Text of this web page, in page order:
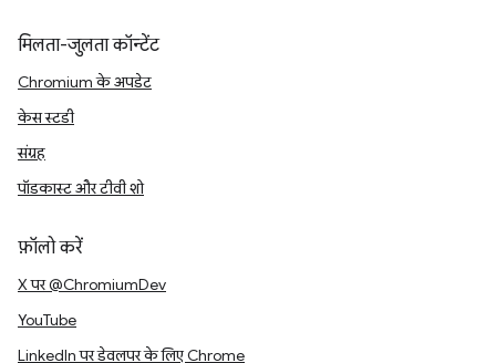
मिलता-जुलता कॉन्टेंट
Chromium के अपडेट
केस स्टडी
संग्रह
पॉडकास्ट और टीवी शो
फ़ॉलो करें
X पर @ChromiumDev
YouTube
LinkedIn पर डेवलपर के लिए Chrome